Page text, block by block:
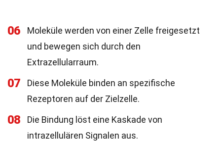
06
Moleküle werden von einer Zelle freigesetzt
und bewegen sich durch den
Extrazellularraum.
07
Diese Moleküle binden an spezifische
Rezeptoren auf der Zielzelle.
08
Die Bindung löst eine Kaskade von
intrazellulären Signalen aus.